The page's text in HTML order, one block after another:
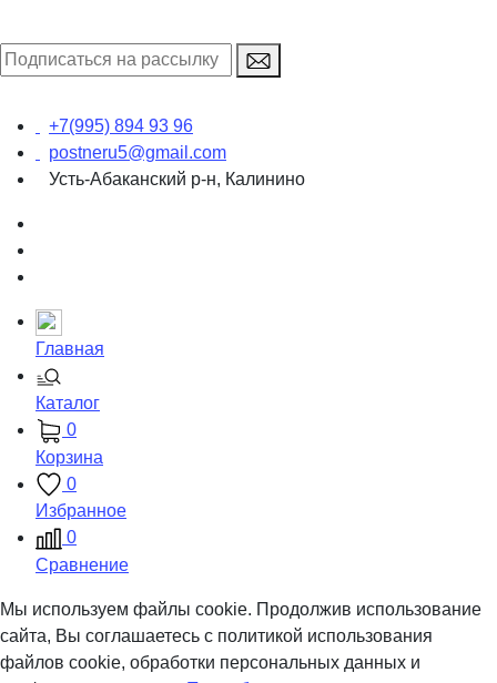
+7(995) 894 93 96
postneru5@gmail.com
Усть-Абаканский р-н, Калинино
Главная
Каталог
0
Корзина
0
Избранное
0
Сравнение
Мы используем файлы cookie. Продолжив использование
сайта, Вы соглашаетесь с политикой использования
файлов cookie, обработки персональных данных и